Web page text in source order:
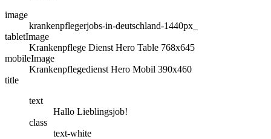
image
krankenpflegerjobs-in-deutschland-1440px_
tabletImage
Krankenpflege Dienst Hero Table 768x645
mobileImage
Krankenpflegedienst Hero Mobil 390x460
title
text
Hallo Lieblingsjob!
class
text-white